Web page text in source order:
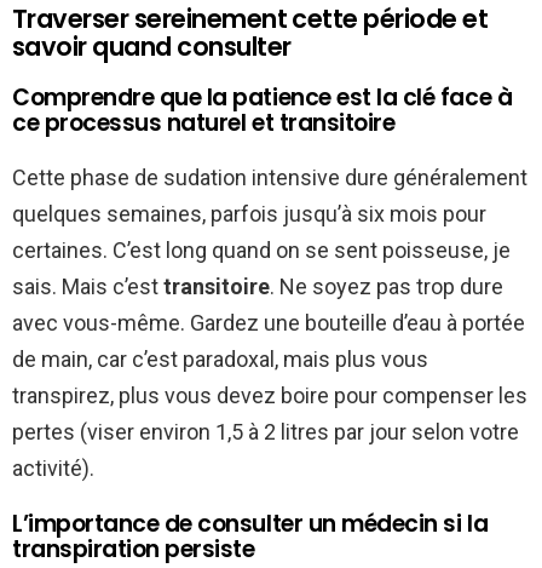
Traverser sereinement cette période et
savoir quand consulter
Comprendre que la patience est la clé face à
ce processus naturel et transitoire
Cette phase de sudation intensive dure généralement
quelques semaines, parfois jusqu’à six mois pour
certaines. C’est long quand on se sent poisseuse, je
sais. Mais c’esttransitoire. Ne soyez pas trop dure
avec vous-même. Gardez une bouteille d’eau à portée
de main, car c’est paradoxal, mais plus vous
transpirez, plus vous devez boire pour compenser les
pertes (viser environ 1,5 à 2 litres par jour selon votre
activité).
L’importance de consulter un médecin si la
transpiration persiste